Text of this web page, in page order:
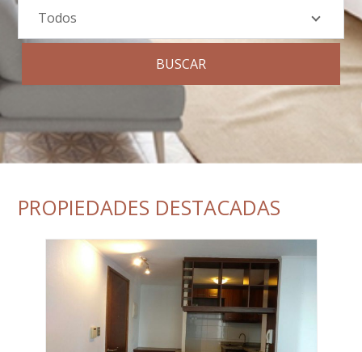
Todos
BUSCAR
PROPIEDADES DESTACADAS